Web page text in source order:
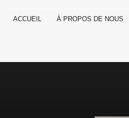
ACCUEIL À PROPOS DE NOUS